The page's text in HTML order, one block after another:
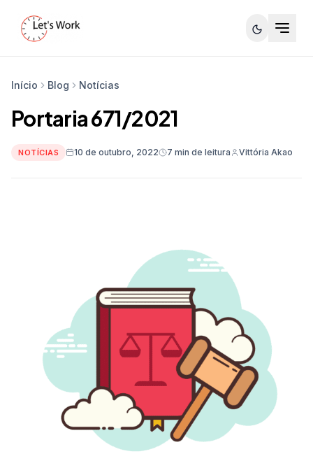
Início Blog Notícias
Portaria 671/2021
NOTÍCIAS 10 de outubro, 2022 7 min de leitura Vittória Akao